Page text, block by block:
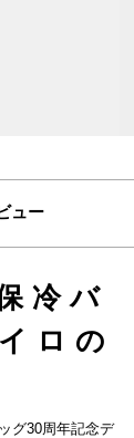
ュー
冷バ
ロの
グ30周年記念デ